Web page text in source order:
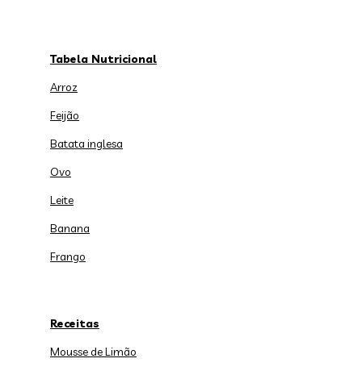
Tabela Nutricional
Arroz
Feijão
Batata inglesa
Ovo
Leite
Banana
Frango
Receitas
Mousse de Limão